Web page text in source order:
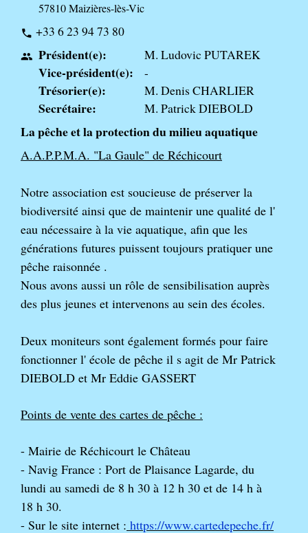
57810 Maizières-lès-Vic
phone +33 6 23 94 73 80
people Président(e):
Vice-président(e):
Trésorier(e):
Secrétaire:
M. Ludovic PUTAREK
-
M. Denis CHARLIER
M. Patrick DIEBOLD
La pêche et la protection du milieu aquatique
A.A.P.P.M.A. "La Gaule" de Réchicourt
Notre association est soucieuse de préserver la
biodiversité ainsi que de maintenir une qualité de l'
eau nécessaire à la vie aquatique, afin que les
générations futures puissent toujours pratiquer une
pêche raisonnée .
Nous avons aussi un rôle de sensibilisation auprès
des plus jeunes et intervenons au sein des écoles.
Deux moniteurs sont également formés pour faire
fonctionner l' école de pêche il s agit de Mr Patrick
DIEBOLD et Mr Eddie GASSERT
Points de vente des cartes de pêche :
- Mairie de Réchicourt le Château
- Navig France : Port de Plaisance Lagarde, du
lundi au samedi de 8 h 30 à 12 h 30 et de 14 h à
18 h 30.
- Sur le site internet : https://www.cartedepeche.fr/